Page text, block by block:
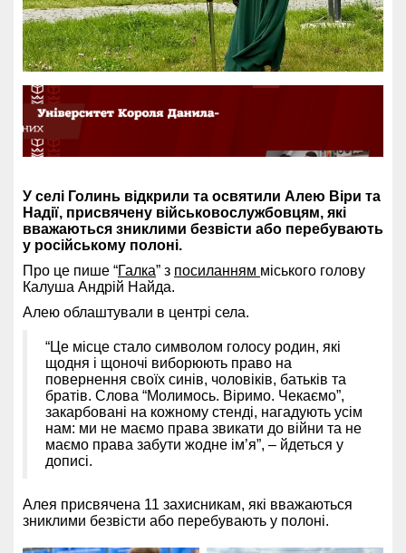
У селі Голинь відкрили та освятили Алею Віри та
Надії, присвячену військовослужбовцям, які
вважаються зниклими безвісти або перебувають
у російському полоні.
Про це пише “Галка” з посиланням міського голову
Калуша Андрій Найда.
Алею облаштували в центрі села.
“Це місце стало символом голосу родин, які
щодня і щоночі виборюють право на
повернення своїх синів, чоловіків, батьків та
братів. Слова “Молимось. Віримо. Чекаємо”,
закарбовані на кожному стенді, нагадують усім
нам: ми не маємо права звикати до війни та не
маємо права забути жодне ім’я”, – йдеться у
дописі.
Алея присвячена 11 захисникам, які вважаються
зниклими безвісти або перебувають у полоні.